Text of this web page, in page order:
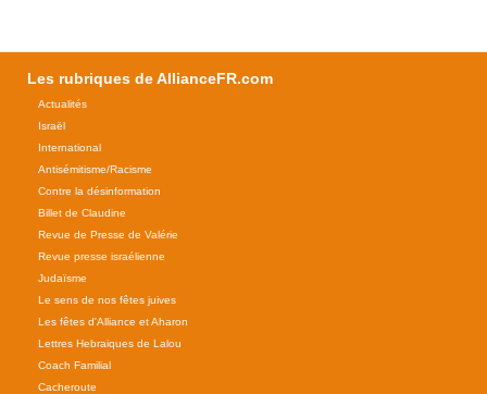
Les rubriques de AllianceFR.com
Actualités
Israël
International
Antisémitisme/Racisme
Contre la désinformation
Billet de Claudine
Revue de Presse de Valérie
Revue presse israélienne
Judaïsme
Le sens de nos fêtes juives
Les fêtes d'Alliance et Aharon
Lettres Hebraiques de Lalou
Coach Familial
Cacheroute